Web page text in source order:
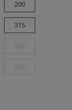
200
315